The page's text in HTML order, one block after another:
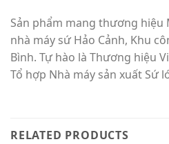
Sản phẩm mang thương hiệu
nhà máy sứ Hảo Cảnh, Khu
Bình. Tự hào là Thương hiệu
Tổ hợp Nhà máy sản xuất Sứ
RELATED PRODUCTS